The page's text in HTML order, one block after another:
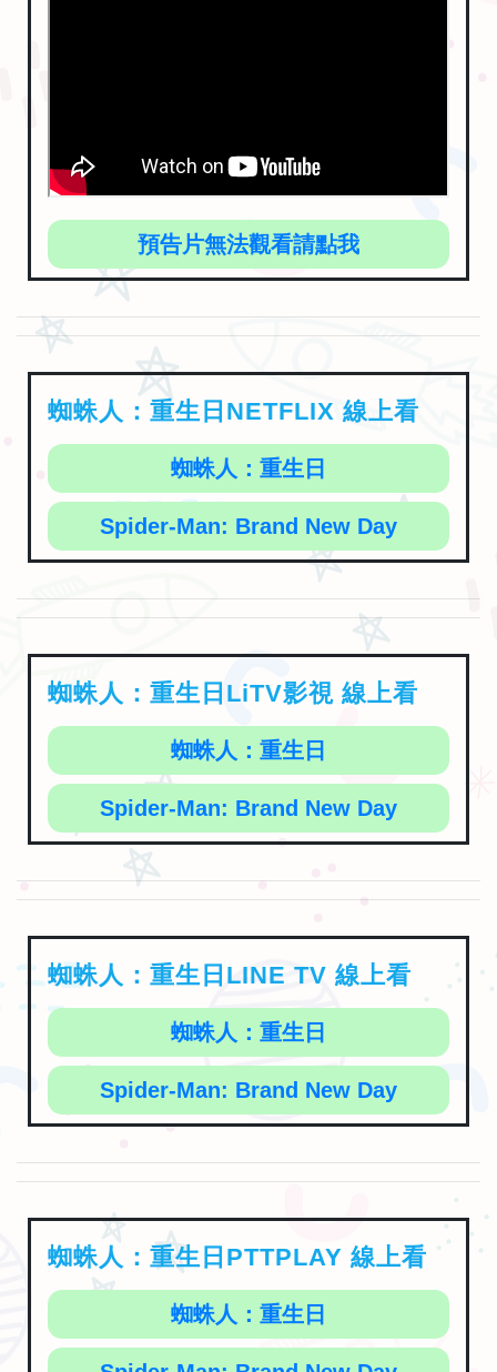
預告片無法觀看請點我
蜘蛛人：重生日NETFLIX 線上看
蜘蛛人：重生日
Spider-Man: Brand New Day
蜘蛛人：重生日LiTV影視 線上看
蜘蛛人：重生日
Spider-Man: Brand New Day
蜘蛛人：重生日LINE TV 線上看
蜘蛛人：重生日
Spider-Man: Brand New Day
蜘蛛人：重生日PTTPLAY 線上看
蜘蛛人：重生日